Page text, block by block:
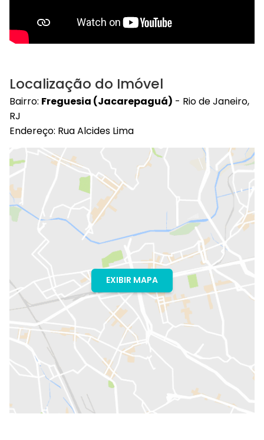
Localização do Imóvel
Bairro: Freguesia (Jacarepaguá) - Rio de Janeiro,
RJ
Endereço: Rua Alcides Lima
EXIBIR MAPA